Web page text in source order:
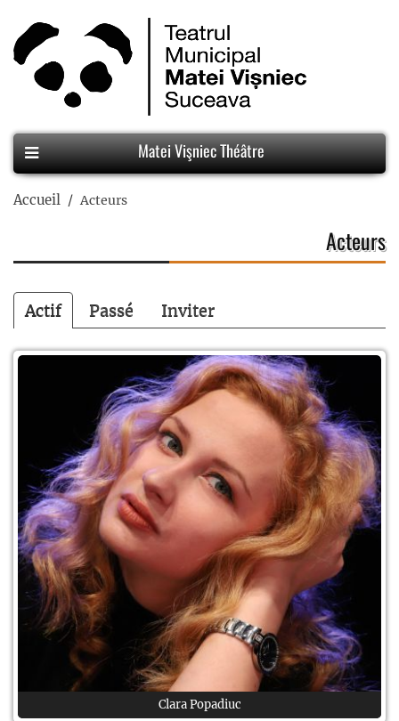
Matei Vişniec Théâtre
Accueil Acteurs
Acteurs
Actif Passé Inviter
Clara Popadiuc